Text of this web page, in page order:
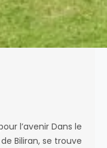
l’avenir Dans le
Biliran, se trouve